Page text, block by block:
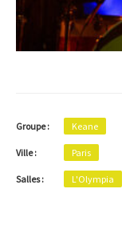
Groupe : Keane
Ville : Paris
Salles : L'Olympia